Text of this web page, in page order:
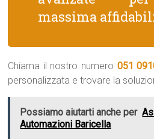
massima
Chiama il nostro numero 051
personalizzata e trovare la
Possiamo aiutarti anche per
Automazioni Baricella